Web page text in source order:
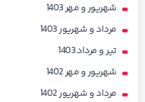
شهریور و مهر 1403
مرداد و شهریور 1403
تیر و مرداد 1403
شهریور و مهر 1402
مرداد و شهریور 1402